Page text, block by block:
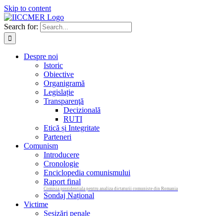
Skip to content
Search for:
Despre noi
Istoric
Obiective
Organigramă
Legislație
Transparenţă
Decizională
RUTI
Etică și Integritate
Parteneri
Comunism
Introducere
Cronologie
Enciclopedia comunismului
Raport final
Comisia prezidentiala pentru analiza dictaturii comuniste din Romania
Sondaj Național
Victime
Sesizări penale